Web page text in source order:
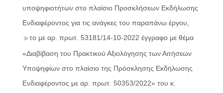
υποψηφιοτήτων στο πλαίσιο Προσκλήσεων Εκδήλωσης
Ενδιαφέροντος για τις ανάγκες του παραπάνω έργου,
το με αρ. πρωτ. 53181/14-10-2022 έγγραφο με θέμα
«Διαβίβαση του Πρακτικού Αξιολόγησης των Αιτήσεων
Υποψηφίων στο πλαίσιο της Πρόσκλησης Εκδήλωσης
Ενδιαφέροντος με αρ. πρωτ. 50353/2022» του κ.